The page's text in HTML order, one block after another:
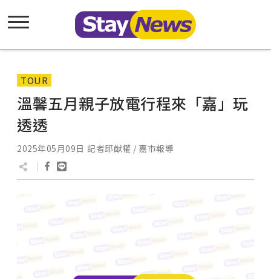
TOUR
溫馨五月親子放電行程來「嘉」玩
透透
2025年05月09日 記者邱猷權 / 嘉市報導